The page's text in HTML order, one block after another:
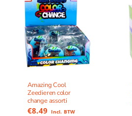
Amazing Cool
Zeedieren color
change assorti
€8.49 Incl. BTW